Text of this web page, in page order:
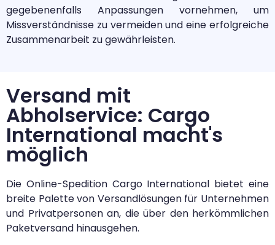
gegebenenfalls Anpassungen vornehmen, um
Missverständnisse zu vermeiden und eine erfolgreiche
Zusammenarbeit zu gewährleisten.
Versand mit
Abholservice: Cargo
International macht's
möglich
Die Online-Spedition Cargo International bietet eine
breite Palette von Versandlösungen für Unternehmen
und Privatpersonen an, die über den herkömmlichen
Paketversand hinausgehen.